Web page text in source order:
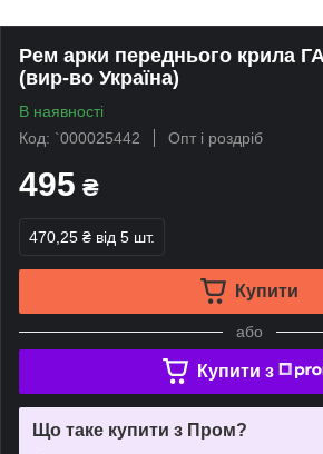
Рем арки переднього крила
(вир-во Україна)
В наявності
Код: `000025442
Опт і роздріб
495 ₴
470,25 ₴ від 5 шт.
Купити
або
Купити з
Що таке купити з Пром?